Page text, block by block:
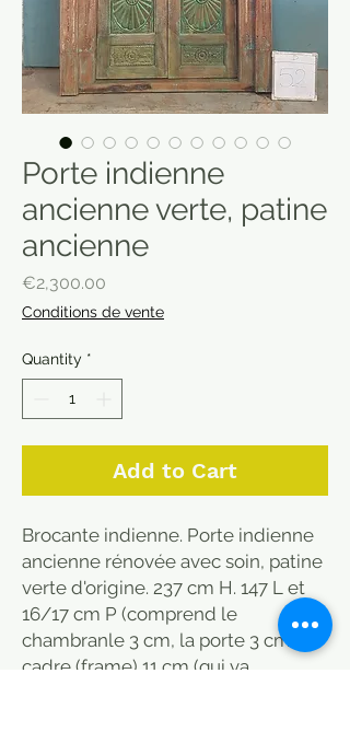
Porte indienne
ancienne verte, patine
ancienne
€2,300.00
Conditions de vente
Quantity *
Add to Cart
Brocante indienne. Porte indienne
ancienne rénovée avec soin, patine
verte d'origine. 237 cm H. 147 L et
16/17 cm P (comprend le
chambranle 3 cm, la porte 3 cm, le
cadre (frame) 11 cm (qui va